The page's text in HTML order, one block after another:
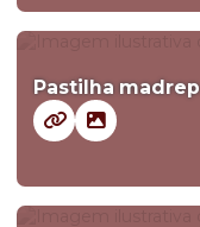
Pastilha